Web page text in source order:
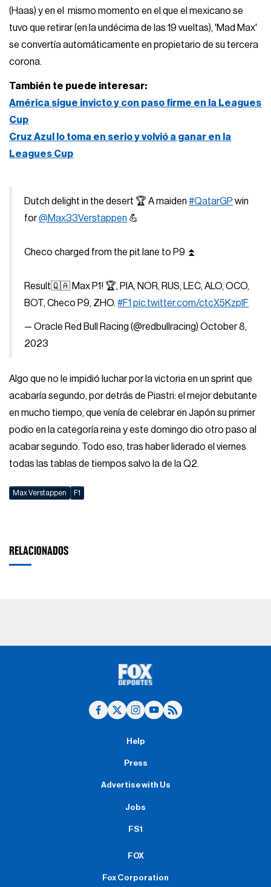
(Haas) y en el mismo momento en el que el mexicano se
tuvo que retirar (en la undécima de las 19 vueltas), 'Mad Max'
se convertía automáticamente en propietario de su tercera
corona.
También te puede interesar:
América sigue invicto y con paso firme en la Leagues
Cup
Cruz Azul lo toma en serio y volvió a ganar en la
Leagues Cup
Dutch delight in the desert 🏆 A maiden#QatarGP win
for@Max33Verstappen 💪
Checo charged from the pit lane to P9 ⏫
Result🇶🇦 Max P1! 🏆, PIA, NOR, RUS, LEC, ALO, OCO,
BOT, Checo P9, ZHO.#F1 pic.twitter.com/ctcX5KzpIF
— Oracle Red Bull Racing (@redbullracing)October 8,
2023
Algo que no le impidió luchar por la victoria en un sprint que
acabaría segundo, por detrás de Piastri: el mejor debutante
en mucho tiempo, que venía de celebrar en Japón su primer
podio en la categoría reina y este domingo dio otro paso al
acabar segundo. Todo eso, tras haber liderado el viernes
todas las tablas de tiempos salvo la de la Q2.
Max Verstappen F1
RELACIONADOS
Help
Press
Advertise with Us
Jobs
FS1
FOX
Fox Corporation